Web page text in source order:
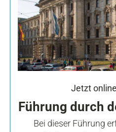
Jetzt
Führung durch
Bei dieser Führung